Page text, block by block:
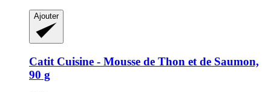
Ajouter
Catit Cuisine -​ Mousse de Thon et de Saumon,
90 g